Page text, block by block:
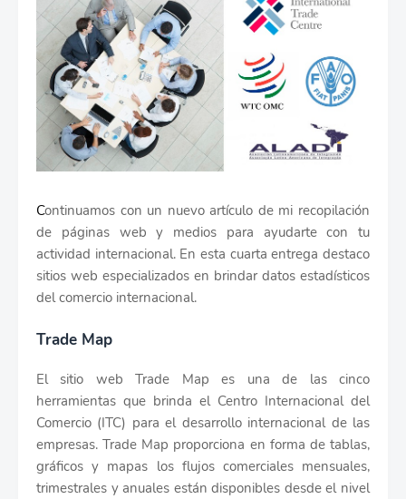
Continuamos con un nuevo artículo de mi recopilación
de páginas web y medios para ayudarte con tu
actividad internacional. En esta cuarta entrega destaco
sitios web especializados en brindar datos estadísticos
del comercio internacional.
Trade Map
El sitio web Trade Map es una de las cinco
herramientas que brinda el Centro Internacional del
Comercio (ITC) para el desarrollo internacional de las
empresas. Trade Map proporciona en forma de tablas,
gráficos y mapas los flujos comerciales mensuales,
trimestrales y anuales están disponibles desde el nivel